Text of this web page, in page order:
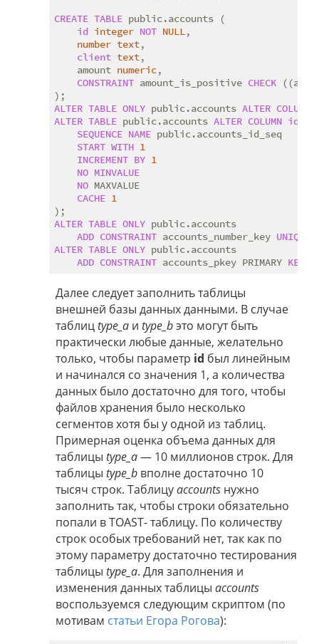
CREATE TABLE public.accounts (
id integer NOT NULL,
number text,
client text,
    amount
numeric,
CONSTRAINT amount_is_positive CHECK
ALTER TABLE ONLY public.accounts ALTER COLUMN
ALTER TABLE public.accounts ALTER COLUMN id
SEQUENCE NAME public.accounts_id_seq
START WITH 1
INCREMENT BY 1
NO MINVALUE
NO MAXVALUE
CACHE 1
ALTER TABLE ONLY public.accounts
ADD CONSTRAINT accounts_number_key UNIQUE
ALTER TABLE ONLY public.accounts
ADD CONSTRAINT accounts_pkey PRIMARY KEY
Далее следует заполнить таблицы
внешней базы данных данными. В случае
таблицtype_a и type_bэто могут быть
практически любые данные, желательно
только, чтобы параметр id был линейным
и начинался со значения 1, а количества
данных было достаточно для того, чтобы
файлов хранения было несколько
сегментов хотя бы у одной из таблиц.
Примерная оценка объема данных для
таблицы type_a— 10 миллионов строк. Для
таблицы type_b вполне достаточно 10
тысяч строк. Таблицуaccounts нужно
заполнить так, чтобы строки обязательно
попали в TOAST- таблицу. По количеству
строк особых требований нет, так как по
этому параметру достаточно тестирования
таблицы type_a. Для заполнения и
изменения данных таблицы accounts
воспользуемся следующим скриптом (по
мотивам статьи Егора Рогова):